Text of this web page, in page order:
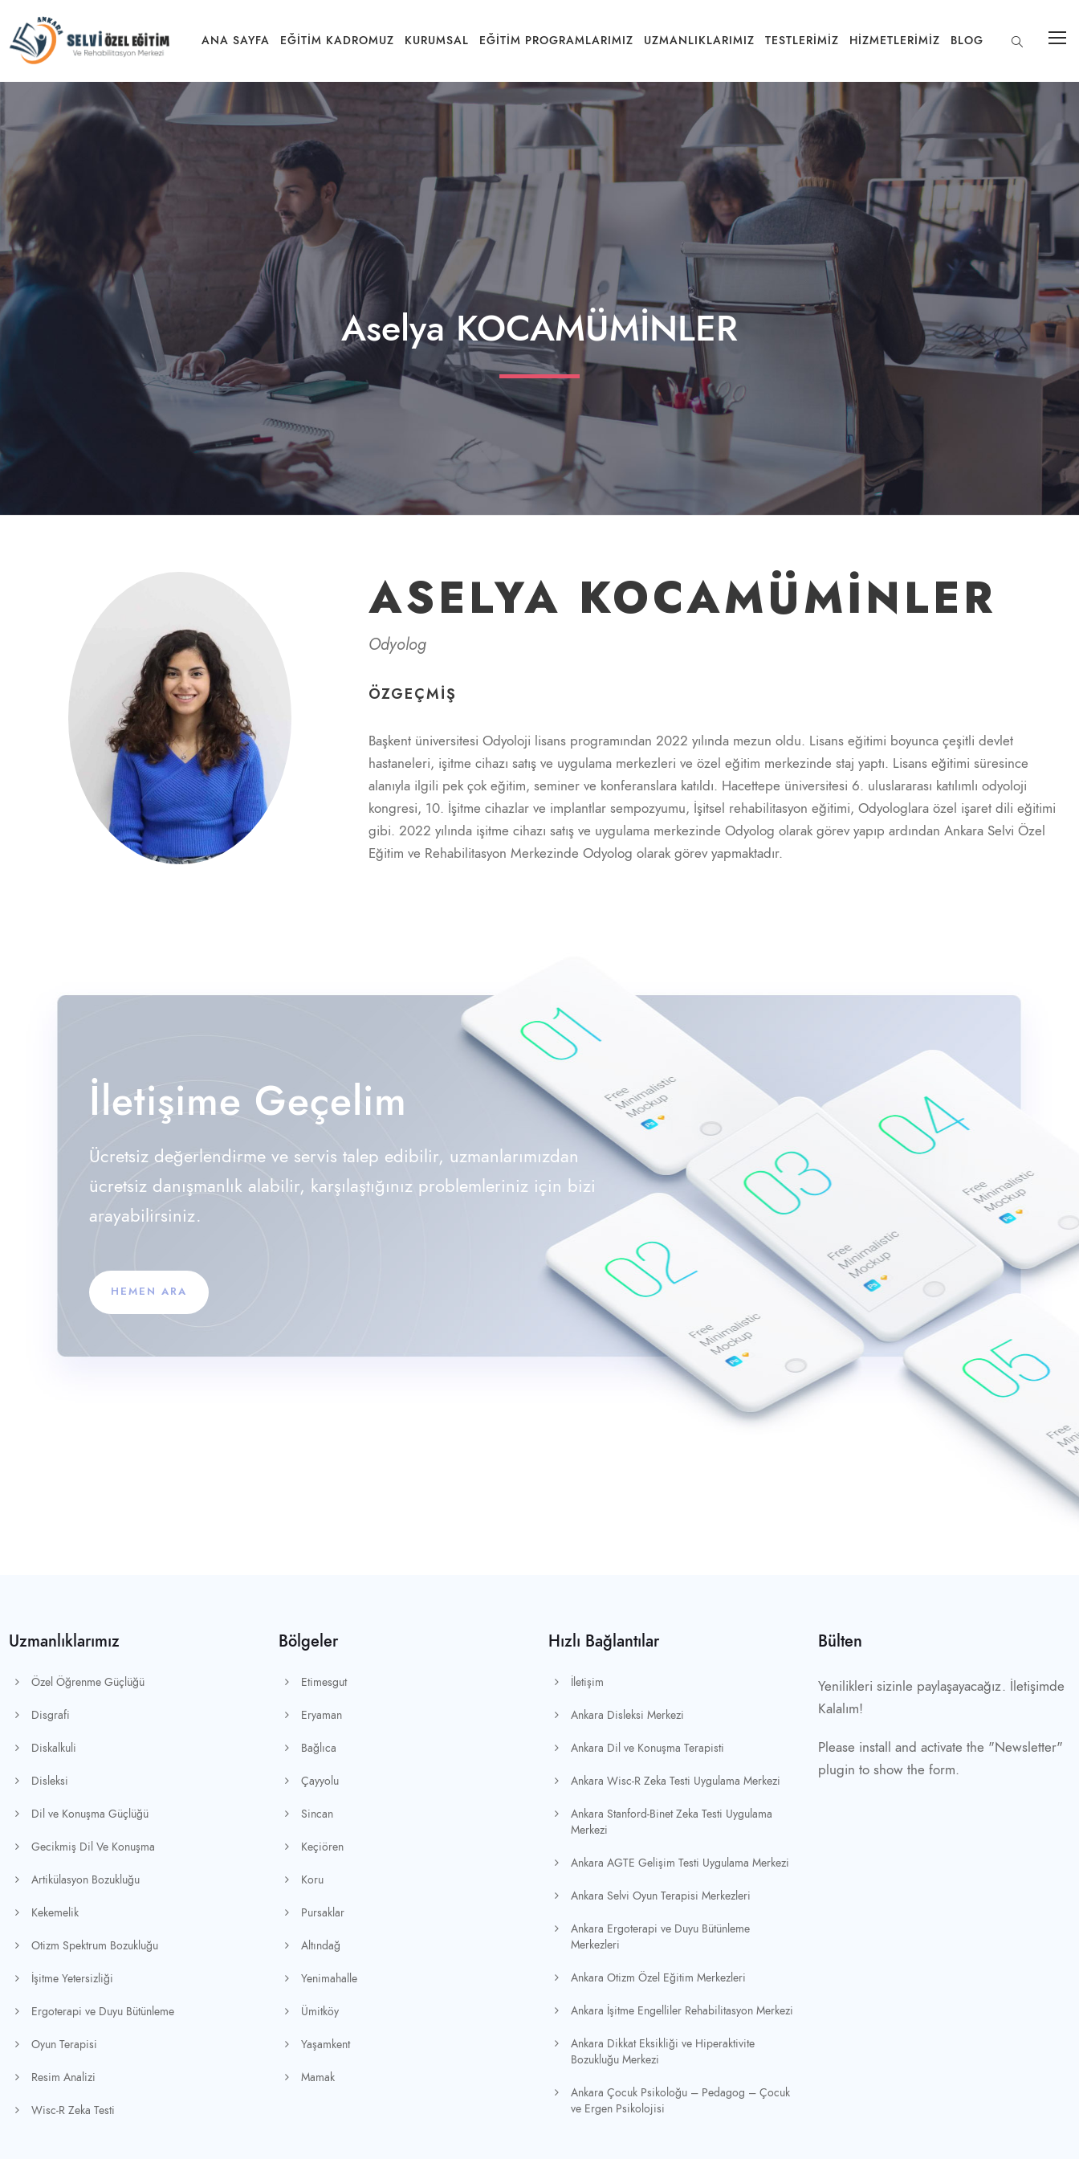
ANA SAYFA EĞITIM KADROMUZ KURUMSAL EĞITIM PROGRAMLARIMIZ UZMANLIKLARIMIZ TESTLERIMIZ HIZMETLERIMIZ BLOG
Aselya KOCAMÜMİNLER
ASELYA KOCAMÜMINLER
Odyolog
ÖZGEÇMIŞ
Başkent üniversitesi Odyoloji lisans programından 2022 yılında mezun oldu. Lisans eğitimi boyunca çeşitli devlet
hastaneleri, işitme cihazı satış ve uygulama merkezleri ve özel eğitim merkezinde staj yaptı. Lisans eğitimi süresince
alanıyla ilgili pek çok eğitim, seminer ve konferanslara katıldı. Hacettepe üniversitesi 6. uluslararası katılımlı odyoloji
kongresi, 10. İşitme cihazlar ve implantlar sempozyumu, İşitsel rehabilitasyon eğitimi, Odyologlara özel işaret dili eğitimi
gibi. 2022 yılında işitme cihazı satış ve uygulama merkezinde Odyolog olarak görev yapıp ardından Ankara Selvi Özel
Eğitim ve Rehabilitasyon Merkezinde Odyolog olarak görev yapmaktadır.
İletişime Geçelim
Ücretsiz değerlendirme ve servis talep edibilir, uzmanlarımızdan
ücretsiz danışmanlık alabilir, karşılaştığınız problemleriniz için bizi
arayabilirsiniz.
HEMEN ARA
Uzmanlıklarımız
Özel Öğrenme Güçlüğü
Disgrafi
Diskalkuli
Disleksi
Dil ve Konuşma Güçlüğü
Gecikmiş Dil Ve Konuşma
Artikülasyon Bozukluğu
Kekemelik
Otizm Spektrum Bozukluğu
İşitme Yetersizliği
Ergoterapi ve Duyu Bütünleme
Oyun Terapisi
Resim Analizi
Wisc-R Zeka Testi
Bölgeler
Etimesgut
Eryaman
Bağlıca
Çayyolu
Sincan
Keçiören
Koru
Pursaklar
Altındağ
Yenimahalle
Ümitköy
Yaşamkent
Mamak
Hızlı Bağlantılar
İletişim
Ankara Disleksi Merkezi
Ankara Dil ve Konuşma Terapisti
Ankara Wisc-R Zeka Testi Uygulama Merkezi
Ankara Stanford-Binet Zeka Testi Uygulama
Merkezi
Ankara AGTE Gelişim Testi Uygulama Merkezi
Ankara Selvi Oyun Terapisi Merkezleri
Ankara Ergoterapi ve Duyu Bütünleme
Merkezleri
Ankara Otizm Özel Eğitim Merkezleri
Ankara İşitme Engelliler Rehabilitasyon Merkezi
Ankara Dikkat Eksikliği ve Hiperaktivite
Bozukluğu Merkezi
Ankara Çocuk Psikoloğu – Pedagog – Çocuk
ve Ergen Psikolojisi
Bülten
Yenilikleri sizinle paylaşayacağız. İletişimde
Kalalım!
Please install and activate the "Newsletter"
plugin to show the form.